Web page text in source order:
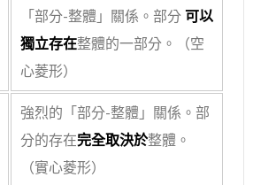
「部分-整體」關係。部分可以
獨立存在整體的一部分。（空
心菱形）
強烈的「部分-整體」關係。部
分的存在完全取決於整體。
（實心菱形）